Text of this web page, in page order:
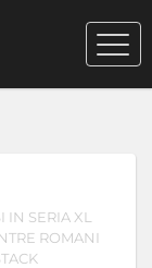
SERIA XL
ROMANI